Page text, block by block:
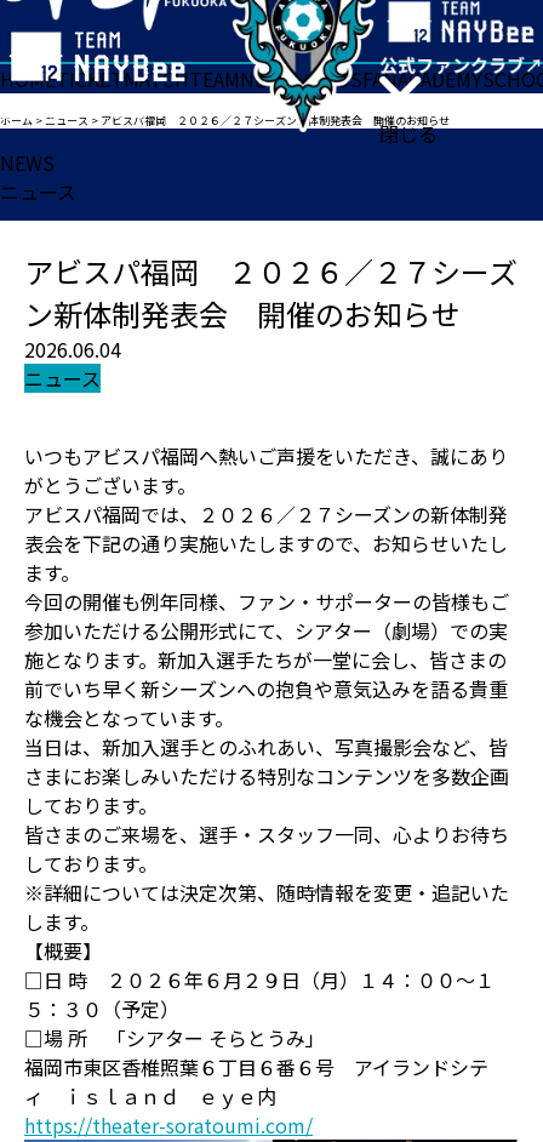
閉じる
HOMETICKETMATCHTEAMNEWSGOODSFANACADEMY
ホーム >ニュース > アビスパ福岡 ２０２６／２７シーズン新体制発表会 開催のお知らせ
NEWS
ニュース
アビスパ福岡 ２０２６／２７シーズ
ン新体制発表会 開催のお知らせ
2026.06.04
ニュース
いつもアビスパ福岡へ熱いご声援をいただき、誠にあり
がとうございます。
アビスパ福岡では、２０２６／２７シーズンの新体制発
表会を下記の通り実施いたしますので、お知らせいたし
ます。
今回の開催も例年同様、ファン・サポーターの皆様もご
参加いただける公開形式にて、シアター（劇場）での実
施となります。新加入選手たちが一堂に会し、皆さまの
前でいち早く新シーズンへの抱負や意気込みを語る貴重
な機会となっています。
当日は、新加入選手とのふれあい、写真撮影会など、皆
さまにお楽しみいただける特別なコンテンツを多数企画
しております。
皆さまのご来場を、選手・スタッフ一同、心よりお待ち
しております。
※詳細については決定次第、随時情報を変更・追記いた
します。
【概要】
□日 時 ２０２６年６月２９日（月）１４：００～１
５：３０（予定）
□場 所 「シアター そらとうみ」
福岡市東区香椎照葉６丁目６番６号 アイランドシテ
ィ ｉｓｌａｎｄ ｅｙｅ内
https://theater-soratoumi.com/